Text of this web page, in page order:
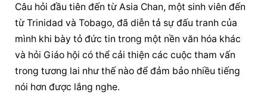
Câu hỏi đầu tiên đến từ Asia Chan, một sinh viên đến
từ Trinidad và Tobago, đã diễn tả sự đấu tranh của
mình khi bày tỏ đức tin trong một nền văn hóa khác
và hỏi Giáo hội có thể cải thiện các cuộc tham vấn
trong tương lai như thế nào để đảm bảo nhiều tiếng
nói hơn được lắng nghe.